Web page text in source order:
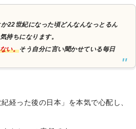
22世紀になった頃どんなんなっとるん
持ちになります。
い。そう自分に言い聞かせている毎日
経った後の日本」を本気で心配し、